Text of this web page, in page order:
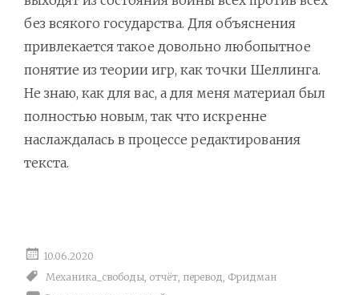
без всякого государства. Для объяснения
привлекается такое довольно любопытное
понятие из теории игр, как точки Шеллинга.
Не знаю, как для вас, а для меня материал был
полностью новым, так что искренне
наслаждалась в процессе редактирования
текста.
10.06.2020
Механика_свободы отчёт перевод Фридман